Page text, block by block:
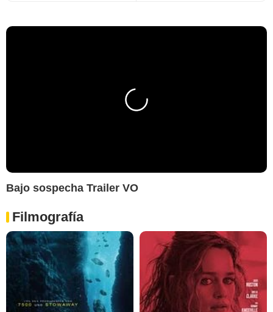
Bajo sospecha Trailer VO
Filmografía